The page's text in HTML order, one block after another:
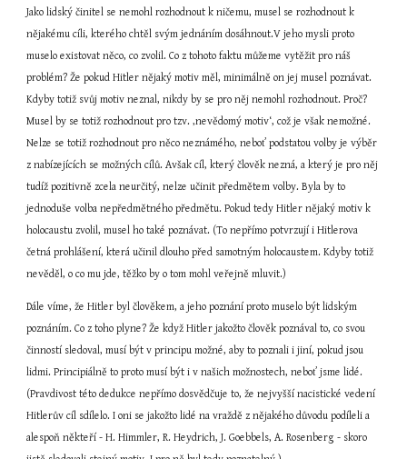
Jako lidský činitel se nemohl rozhodnout k ničemu, musel se rozhodnout k
nějakému cíli, kterého chtěl svým jednáním dosáhnout.V jeho mysli proto
muselo existovat něco, co zvolil. Co z tohoto faktu můžeme vytěžit pro náš
problém? Že pokud Hitler nějaký motiv měl, minimálně on jej musel poznávat.
Kdyby totiž svůj motiv neznal, nikdy by se pro něj nemohl rozhodnout. Proč?
Musel by se totiž rozhodnout pro tzv. ‚nevědomý motiv‘, což je však nemožné.
Nelze se totiž rozhodnout pro něco neznámého, neboť podstatou volby je výběr
z nabízejících se možných cílů. Avšak cíl, který člověk nezná, a který je pro něj
tudíž pozitivně zcela neurčitý, nelze učinit předmětem volby. Byla by to
jednoduše volba nepředmětného předmětu. Pokud tedy Hitler nějaký motiv k
holocaustu zvolil, musel ho také poznávat. (To nepřímo potvrzují i Hitlerova
četná prohlášení, která učinil dlouho před samotným holocaustem. Kdyby totiž
nevěděl, o co mu jde, těžko by o tom mohl veřejně mluvit.)
Dále víme, že Hitler byl člověkem, a jeho poznání proto muselo být lidským
poznáním. Co z toho plyne? Že když Hitler jakožto člověk poznával to, co svou
činností sledoval, musí být v principu možné, aby to poznali i jiní, pokud jsou
lidmi. Principiálně to proto musí být i v našich možnostech, neboť jsme lidé.
(Pravdivost této dedukce nepřímo dosvědčuje to, že nejvyšší nacistické vedení
Hitlerův cíl sdílelo. I oni se jakožto lidé na vraždě z nějakého důvodu podíleli a
alespoň někteří - H. Himmler, R. Heydrich, J. Goebbels, A. Rosenberg - skoro